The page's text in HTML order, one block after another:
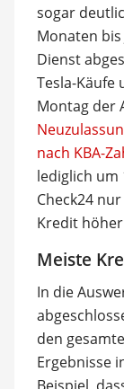
sogar
Monaten bis
Dienst
Tesla-Käufe
Montag der
nach KBA-
lediglich um
Check24
Kredit
Meiste
In die
den
Ergebnisse